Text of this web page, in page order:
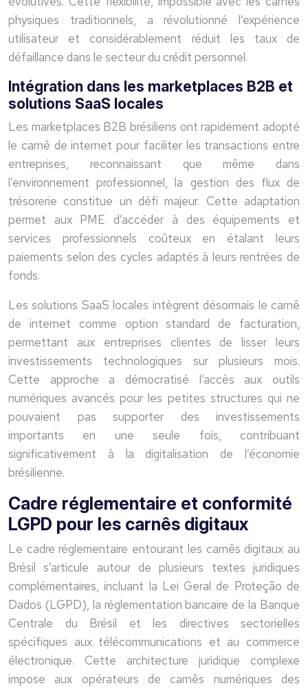
physiques traditionnels, a révolutionné l’expérience
utilisateur et considérablement réduit les taux de
défaillance dans le secteur du crédit personnel.
Intégration dans les marketplaces B2B et
solutions SaaS locales
Les marketplaces B2B brésiliens ont rapidement adopté
le carnê de internet pour faciliter les transactions entre
entreprises, reconnaissant que même dans
l’environnement professionnel, la gestion des flux de
trésorerie constitue un défi majeur. Cette adaptation
permet aux PME d’accéder à des équipements et
services professionnels coûteux en étalant leurs
paiements selon des cycles adaptés à leurs rentrées de
fonds.
Les solutions SaaS locales intègrent désormais le carnê
de internet comme option standard de facturation,
permettant aux entreprises clientes de lisser leurs
investissements technologiques sur plusieurs mois.
Cette approche a démocratisé l’accès aux outils
numériques avancés pour les petites structures qui ne
pouvaient pas supporter des investissements
importants en une seule fois, contribuant
significativement à la digitalisation de l’économie
brésilienne.
Cadre réglementaire et conformité
LGPD pour les carnês digitaux
Le cadre réglementaire entourant les carnês digitaux au
Brésil s’articule autour de plusieurs textes juridiques
complémentaires, incluant la Lei Geral de Proteção de
Dados (LGPD), la réglementation bancaire de la Banque
Centrale du Brésil et les directives sectorielles
spécifiques aux télécommunications et au commerce
électronique. Cette architecture juridique complexe
impose aux opérateurs de carnês numériques des